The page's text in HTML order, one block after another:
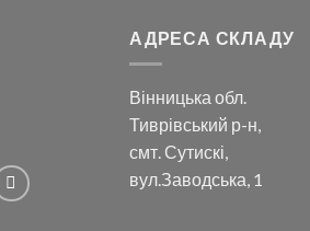
АДРЕСА СКЛАДУ
Вінницька обл.
Тиврівський р-н,
смт. Сутискі,
вул.Заводська, 1